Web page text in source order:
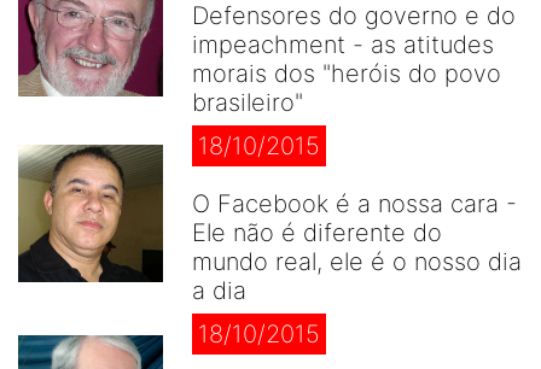
Defensores do governo e do
impeachment - as atitudes
morais dos "heróis do povo
brasileiro"
18/10/2015
O Facebook é a nossa cara -
Ele não é diferente do
mundo real, ele é o nosso dia
a dia
18/10/2015